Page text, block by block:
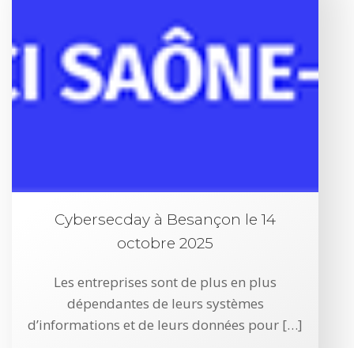
Cybersecday à Besançon le 14
octobre 2025
Les entreprises sont de plus en plus
dépendantes de leurs systèmes
d’informations et de leurs données pour […]